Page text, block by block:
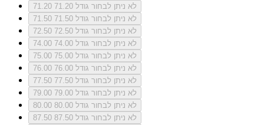
71.20
לא ניתן לבחור גודל 71.20
71.50
לא ניתן לבחור גודל 71.50
72.50
לא ניתן לבחור גודל 72.50
74.00
לא ניתן לבחור גודל 74.00
75.00
לא ניתן לבחור גודל 75.00
76.00
לא ניתן לבחור גודל 76.00
77.50
לא ניתן לבחור גודל 77.50
79.00
לא ניתן לבחור גודל 79.00
80.00
לא ניתן לבחור גודל 80.00
87.50
לא ניתן לבחור גודל 87.50